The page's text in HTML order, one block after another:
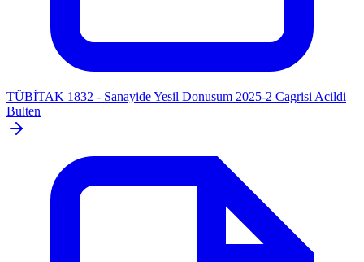
TÜBİTAK 1832 - Sanayide Yesil Donusum 2025-2 Cagrisi Acildi
Bulten